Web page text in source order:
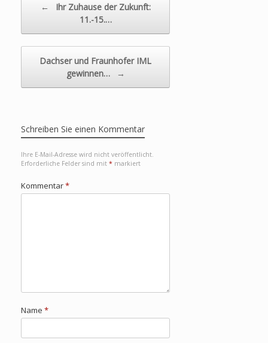
←
Ihr Zuhause der Zukunft:
11.-15.…
Dachser und Fraunhofer IML
gewinnen…
→
Schreiben Sie einen Kommentar
Ihre E-Mail-Adresse wird nicht veröffentlicht.
Erforderliche Felder sind mit * markiert
Kommentar*
Name *